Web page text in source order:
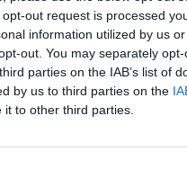
out request is processed
information utilized by us
out. You may separately
parties on the IAB’s list of
by us to third parties on the
to other third parties.